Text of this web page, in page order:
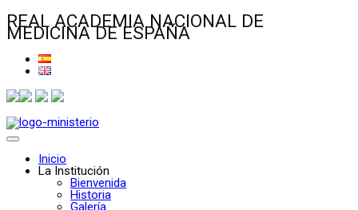
REAL ACADEMIA NACIONAL DE
MEDICINA DE ESPAÑA
Inicio
La Institución
Bienvenida
Historia
Galería